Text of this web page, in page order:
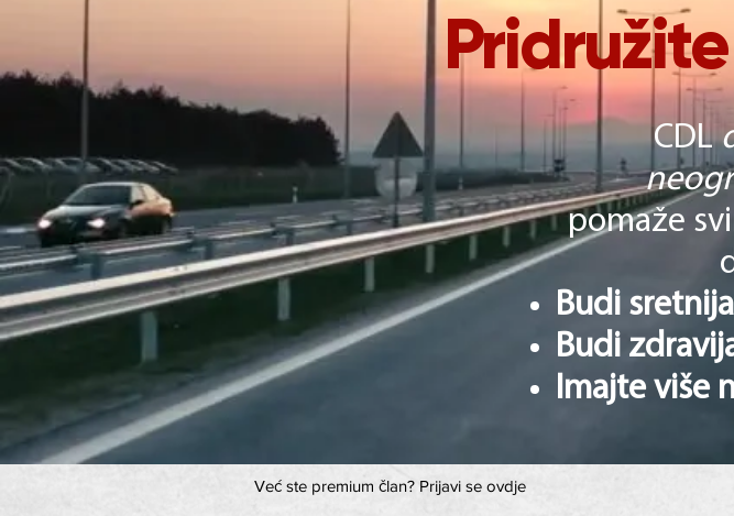
CDL
pomaže
Budi sretnija
Budi
Imajte više
Već ste premium član? Prijavi se ovdje